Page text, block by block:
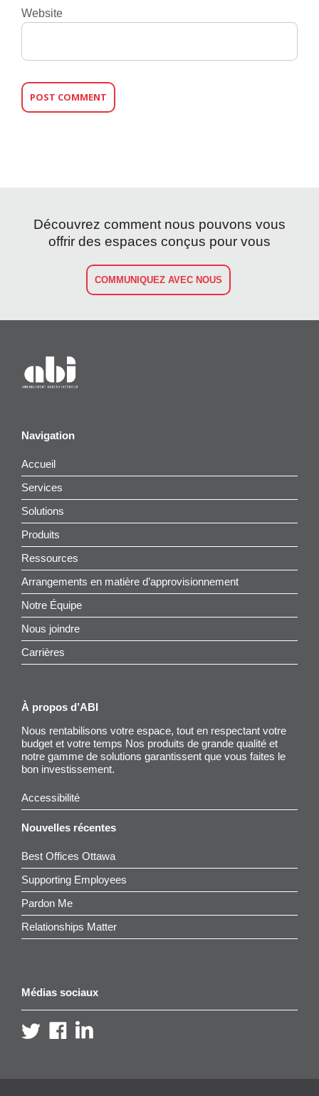
Website
Découvrez comment nous pouvons vous
offrir des espaces conçus pour vous
COMMUNIQUEZ AVEC NOUS
Navigation
Accueil
Services
Solutions
Produits
Ressources
Arrangements en matière d’approvisionnement
Notre Équipe
Nous joindre
Carrières
À propos d’ABI
Nous rentabilisons votre espace, tout en respectant votre
budget et votre temps Nos produits de grande qualité et
notre gamme de solutions garantissent que vous faites le
bon investissement.
Accessibilité
Nouvelles récentes
Best Offices Ottawa
Supporting Employees
Pardon Me
Relationships Matter
Médias sociaux